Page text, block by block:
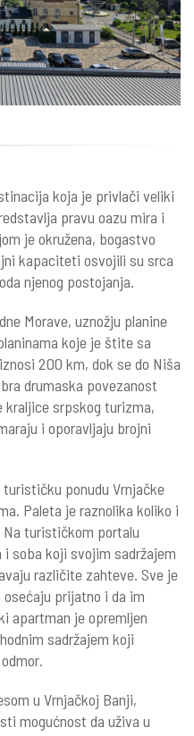
koja je privlači veliki
pravu oazu mira i
je okružena, bogastvo
kapaciteti osvojili su srca
njenog postojanja.
Morave, uznožju planine
koje je štite sa
200 km, dok se do Niša
drumaska povezanost
kraljice srpskog turizma,
i oporavljaju brojni
ponudu Vrnjačke
Paleta je raznolika koliko i
turističkom portalu
soba koji svojim sadržajem
različite zahteve. Sve je
prijatno i da im
apartman je opremljen
sadržajem koji
u Vrnjačkoj Banji,
mogućnost da uživa u